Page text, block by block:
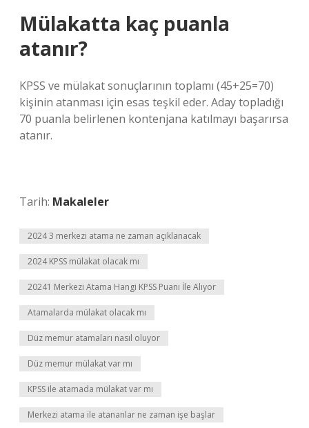
Mülakatta kaç puanla
atanır?
KPSS ve mülakat sonuçlarının toplamı (45+25=70)
kişinin atanması için esas teşkil eder. Aday topladığı
70 puanla belirlenen kontenjana katılmayı başarırsa
atanır.
Tarih: Makaleler
2024 3 merkezi atama ne zaman açıklanacak
2024 KPSS mülakat olacak mı
20241 Merkezi Atama Hangi KPSS Puanı İle Alıyor
Atamalarda mülakat olacak mı
Düz memur atamaları nasıl oluyor
Düz memur mülakat var mı
KPSS ile atamada mülakat var mı
Merkezi atama ile atananlar ne zaman işe başlar